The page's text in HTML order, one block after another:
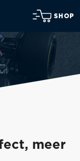
SHOP
meer